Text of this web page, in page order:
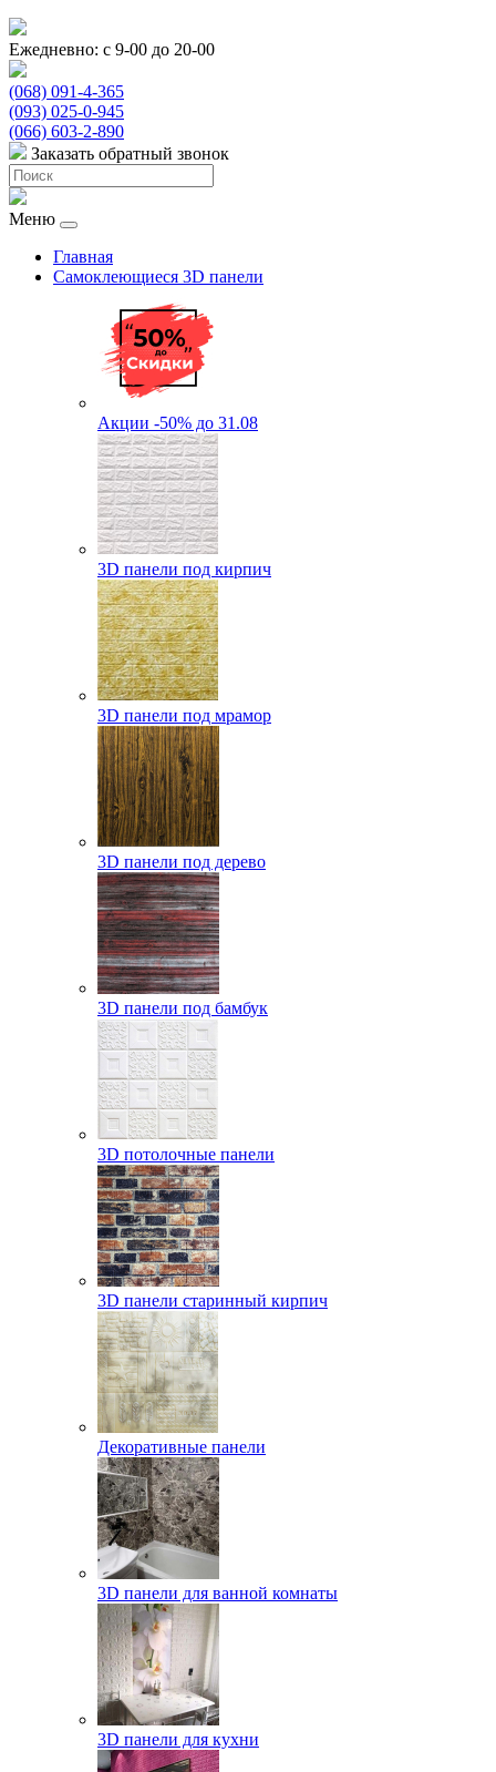
Ежедневно: с 9-00 до 20-00
(068) 091-4-365
(093) 025-0-945
(066) 603-2-890
Заказать обратный звонок
Меню
Главная
Самоклеющиеся 3D панели
Акции -50% до 31.08
3D панели под кирпич
3D панели под мрамор
3D панели под дерево
3D панели под бамбук
3D потолочные панели
3D панели старинный кирпич
Декоративные панели
3D панели для ванной комнаты
3D панели для кухни